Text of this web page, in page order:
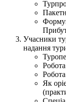
Учасники
надання
Як